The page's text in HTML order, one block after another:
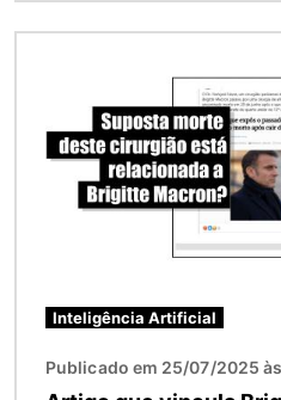
Inteligência Artificial
Publicado em 25/07/2025 às